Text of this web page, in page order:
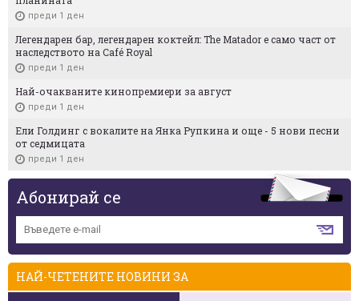
преди 1 ден
Легендарен бар, легендарен коктейл: The Matador е само част от
наследството на Café Royal
преди 1 ден
Най-очакваните кинопремиери за август
преди 1 ден
Ели Голдинг с вокалите на Янка Рупкина и още - 5 нови песни
от седмицата
преди 1 ден
Абонирай се
НАЙ-ЧЕТЕНИТЕ НОВИНИ ЗА